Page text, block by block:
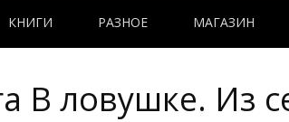
КНИГИ РАЗНОЕ МАГАЗИН
В ловушке. Из